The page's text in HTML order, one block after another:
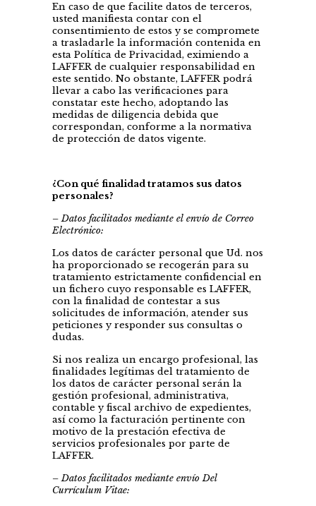
En caso de que facilite datos de terceros,
usted manifiesta contar con el
consentimiento de estos y se compromete
a trasladarle la información contenida en
esta Política de Privacidad, eximiendo a
LAFFER de cualquier responsabilidad en
este sentido. No obstante, LAFFER podrá
llevar a cabo las verificaciones para
constatar este hecho, adoptando las
medidas de diligencia debida que
correspondan, conforme a la normativa
de protección de datos vigente.
¿Con qué finalidad tratamos sus datos
personales?
– Datos facilitados mediante el envío de Correo
Electrónico:
Los datos de carácter personal que Ud. nos
ha proporcionado se recogerán para su
tratamiento estrictamente confidencial en
un fichero cuyo responsable es LAFFER,
con la finalidad de contestar a sus
solicitudes de información, atender sus
peticiones y responder sus consultas o
dudas.
Si nos realiza un encargo profesional, las
finalidades legítimas del tratamiento de
los datos de carácter personal serán la
gestión profesional, administrativa,
contable y fiscal archivo de expedientes,
así como la facturación pertinente con
motivo de la prestación efectiva de
servicios profesionales por parte de
LAFFER.
– Datos facilitados mediante envío Del
Currículum Vitae: